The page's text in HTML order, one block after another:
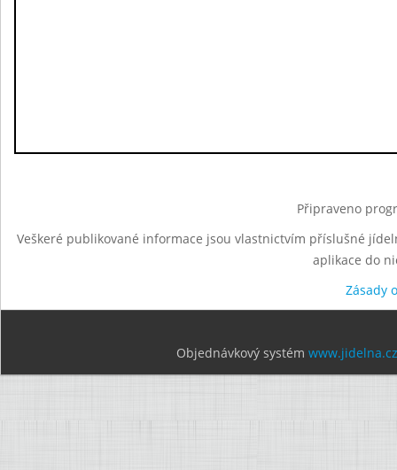
Připraveno
Veškeré publikované informace jsou vlastnictvím příslušné
aplikace do
Zásady
Objednávkový systém www.jidelna.cz